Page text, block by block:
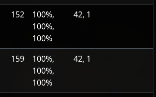
152
100%,
100%,
100%
42, 1
159
100%,
100%,
100%
42, 1